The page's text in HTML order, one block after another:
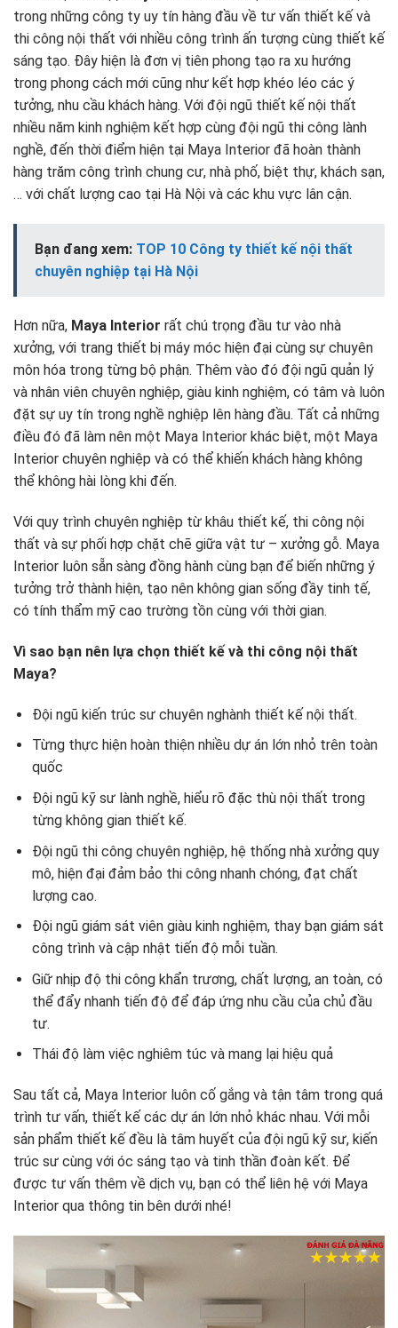
trong những công ty uy tín hàng đầu về tư vấn thiết kế và
thi công nội thất với nhiều công trình ấn tượng cùng thiết kế
sáng tạo. Đây hiện là đơn vị tiên phong tạo ra xu hướng
trong phong cách mới cũng như kết hợp khéo léo các ý
tưởng, nhu cầu khách hàng. Với đội ngũ thiết kế nội thất
nhiều năm kinh nghiệm kết hợp cùng đội ngũ thi công lành
nghề, đến thời điểm hiện tại Maya Interior đã hoàn thành
hàng trăm công trình chung cư, nhà phố, biệt thự, khách sạn,
… với chất lượng cao tại Hà Nội và các khu vực lân cận.
Bạn đang xem: TOP 10 Công ty thiết kế nội thất
chuyên nghiệp tại Hà Nội
Hơn nữa, Maya Interior rất chú trọng đầu tư vào nhà
xưởng, với trang thiết bị máy móc hiện đại cùng sự chuyên
môn hóa trong từng bộ phận. Thêm vào đó đội ngũ quản lý
và nhân viên chuyên nghiệp, giàu kinh nghiệm, có tâm và luôn
đặt sự uy tín trong nghề nghiệp lên hàng đầu. Tất cả những
điều đó đã làm nên một Maya Interior khác biệt, một Maya
Interior chuyên nghiệp và có thể khiến khách hàng không
thể không hài lòng khi đến.
Với quy trình chuyên nghiệp từ khâu thiết kế, thi công nội
thất và sự phối hợp chặt chẽ giữa vật tư – xưởng gỗ. Maya
Interior luôn sẵn sàng đồng hành cùng bạn để biến những ý
tưởng trở thành hiện, tạo nên không gian sống đầy tinh tế,
có tính thẩm mỹ cao trường tồn cùng với thời gian.
Vì sao bạn nên lựa chọn thiết kế và thi công nội thất
Maya?
Đội ngũ kiến trúc sư chuyên nghành thiết kế nội thất.
Từng thực hiện hoàn thiện nhiều dự án lớn nhỏ trên toàn
quốc
Đội ngũ kỹ sư lành nghề, hiểu rõ đặc thù nội thất trong
từng không gian thiết kế.
Đội ngũ thi công chuyên nghiệp, hệ thống nhà xưởng quy
mô, hiện đại đảm bảo thi công nhanh chóng, đạt chất
lượng cao.
Đội ngũ giám sát viên giàu kinh nghiệm, thay bạn giám sát
công trình và cập nhật tiến độ mỗi tuần.
Giữ nhịp độ thi công khẩn trương, chất lượng, an toàn, có
thể đẩy nhanh tiến độ để đáp ứng nhu cầu của chủ đầu
tư.
Thái độ làm việc nghiêm túc và mang lại hiệu quả
Sau tất cả, Maya Interior luôn cố gắng và tận tâm trong quá
trình tư vấn, thiết kế các dự án lớn nhỏ khác nhau. Với mỗi
sản phẩm thiết kế đều là tâm huyết của đội ngũ kỹ sư, kiến
trúc sư cùng với óc sáng tạo và tinh thần đoàn kết. Để
được tư vấn thêm về dịch vụ, bạn có thể liên hệ với Maya
Interior qua thông tin bên dưới nhé!